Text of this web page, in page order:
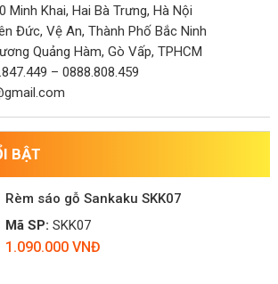
Minh Khai, Hai Bà Trưng, Hà Nội
Đức, Vệ An, Thành Phố Bắc Ninh
Quảng Hàm, Gò Vấp, TPHCM
– 0888.808.459
BẬT
Rèm sáo gỗ Sankaku SKK07
Mã SP: SKK07
1.090.000 VNĐ